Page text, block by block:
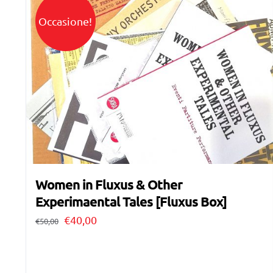
Occasione!
Women in Fluxus & Other
Experimaental Tales [Fluxus Box]
€50,00 Il
€40,00Il